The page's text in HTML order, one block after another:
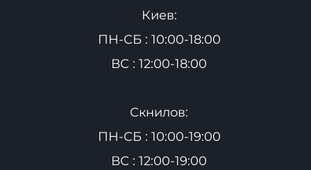
Киев:
ПН-СБ : 10:00-18:00
ВС : 12:00-18:00
Скнилов:
ПН-СБ : 10:00-19:00
ВС : 12:00-19:00